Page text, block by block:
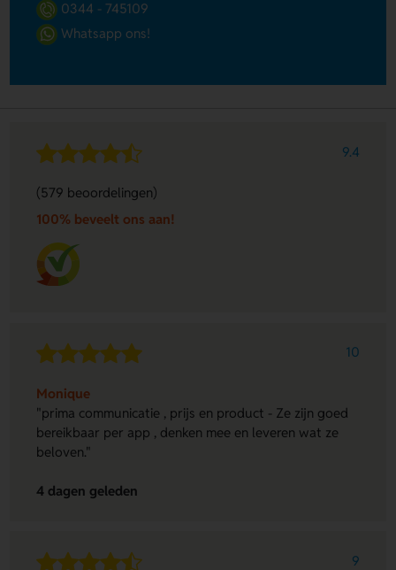
0344 - 745109
Whatsapp ons!
9.4
(579 beoordelingen)
100% beveelt ons aan!
10
Monique
"prima communicatie , prijs en product - Ze zijn goed
bereikbaar per app , denken mee en leveren wat ze
beloven."
4 dagen geleden
9